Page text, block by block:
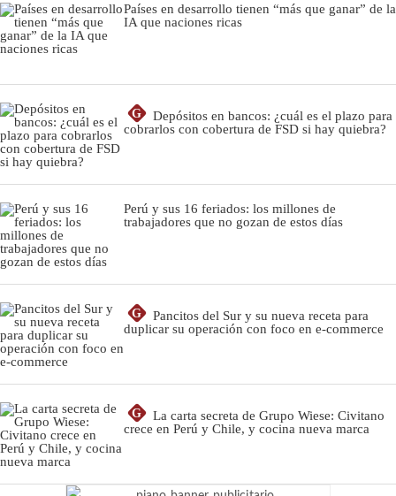
Países en desarrollo tienen “más que ganar” de la
IA que naciones ricas
G
Depósitos en bancos: ¿cuál es el plazo para
cobrarlos con cobertura de FSD si hay quiebra?
Perú y sus 16 feriados: los millones de
trabajadores que no gozan de estos días
G
Pancitos del Sur y su nueva receta para
duplicar su operación con foco en e-commerce
G
La carta secreta de Grupo Wiese: Civitano
crece en Perú y Chile, y cocina nueva marca